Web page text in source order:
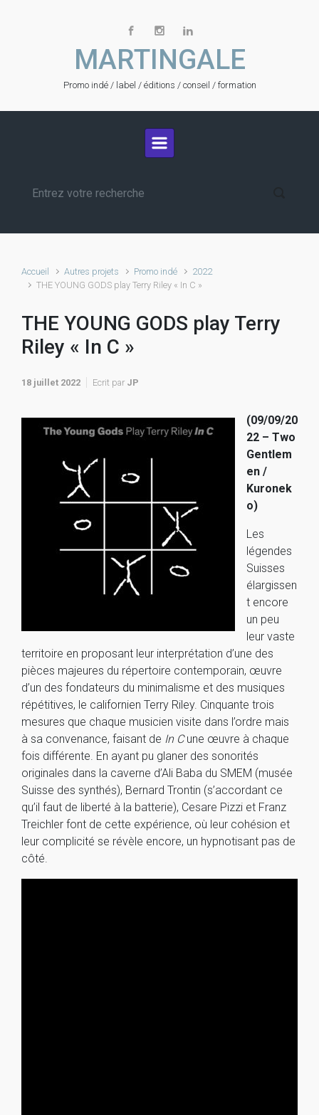
MARTINGALE
Promo indé / label / éditions / conseil / formation
Accueil Autres projets Promo indé
2022
THE YOUNG GODS play Terry Riley « In C »
THE YOUNG GODS play Terry
Riley « In C »
18 juillet 2022 Ecrit par JP
(09/09/20
22 – Two
Gentlem
en /
Kuronek
o)
Les
légendes
Suisses
élargissen
t encore
un peu
leur vaste
territoire en proposant leur interprétation d’une des
pièces majeures du répertoire contemporain, œuvre
d’un des fondateurs du minimalisme et des musiques
répétitives, le californien Terry Riley. Cinquante trois
mesures que chaque musicien visite dans l’ordre mais
à sa convenance, faisant de In Cune œuvre à chaque
fois différente. En ayant pu glaner des sonorités
originales dans la caverne d’Ali Baba du SMEM (musée
Suisse des synthés), Bernard Trontin (s’accordant ce
qu’il faut de liberté à la batterie), Cesare Pizzi et Franz
Treichler font de cette expérience, où leur cohésion et
leur complicité se révèle encore, un hypnotisant pas de
côté.